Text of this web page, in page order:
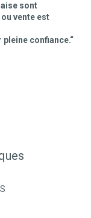
sont
vente est
confiance.“